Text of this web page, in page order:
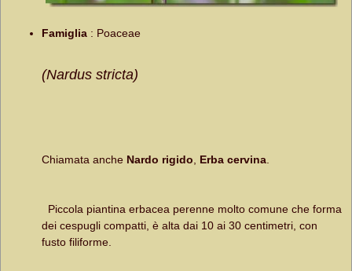
Famiglia : Poaceae
(Nardus stricta)
Chiamata anche Nardo rigido Erba cervina
Piccola piantina erbacea perenne molto comune che forma
dei cespugli compatti, è alta dai 10 ai 30 centimetri, con
fusto filiforme.